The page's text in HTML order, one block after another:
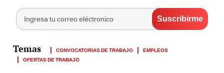
CONVOCATORIAS DE TRABAJO
EMPLEOS
OFERTAS DE TRABAJO